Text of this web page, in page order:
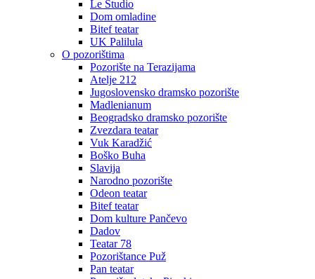
Le Studio
Dom omladine
Bitef teatar
UK Palilula
O pozorištima
Pozorište na Terazijama
Atelje 212
Jugoslovensko dramsko pozorište
Madlenianum
Beogradsko dramsko pozorište
Zvezdara teatar
Vuk Karadžić
Boško Buha
Slavija
Narodno pozorište
Odeon teatar
Bitef teatar
Dom kulture Pančevo
Dadov
Teatar 78
Pozorištance Puž
Pan teatar